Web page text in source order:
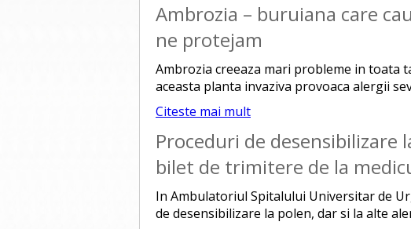
Ambrozia – buruiana care
ne protejam
Ambrozia creeaza mari probleme in toata
aceasta planta invaziva provoaca alergii
Citeste mai mult
Proceduri de desensibilizare
bilet de trimitere de la
In Ambulatoriul Spitalului Universitar de
de desensibilizare la polen, dar si la alte